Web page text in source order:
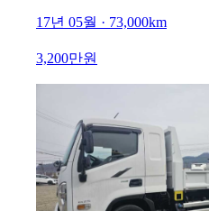
17년 05월 · 73,000km
3,200만원